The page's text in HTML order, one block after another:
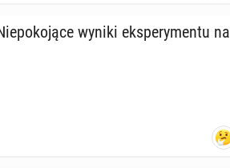
wyniki eks­pe­ry­men­tu na